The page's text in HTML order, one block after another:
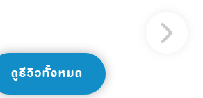
ดูรีวิวทั้งหมด